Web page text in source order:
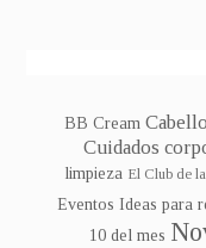
BB Cream Cabello
Cuidados
limpieza El Club de
Eventos Ideas para
10 del mes